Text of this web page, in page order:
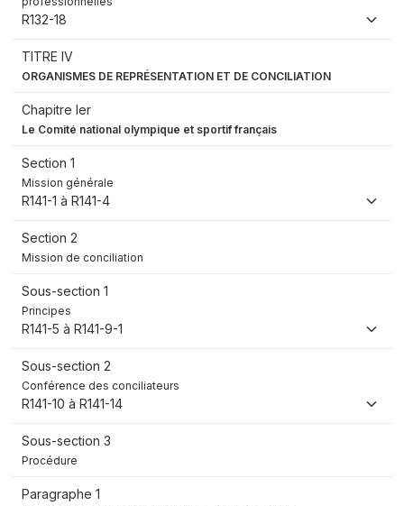
R132-18
TITRE IV
ORGANISMES DE REPRÉSENTATION ET DE CONCILIATION
Chapitre Ier
Le Comité national olympique et sportif français
Section 1
Mission générale
R141-1 à R141-4
Section 2
Mission de conciliation
Sous-section 1
Principes
R141-5 à R141-9-1
Sous-section 2
Conférence des conciliateurs
R141-10 à R141-14
Sous-section 3
Procédure
Paragraphe 1